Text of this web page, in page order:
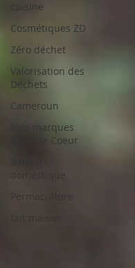
cuisine
Cosmétiques ZD
Zéro déchet
Valorisation des
Déchets
Cameroun
Mes marques
coup de Coeur
domestique
Permaculture